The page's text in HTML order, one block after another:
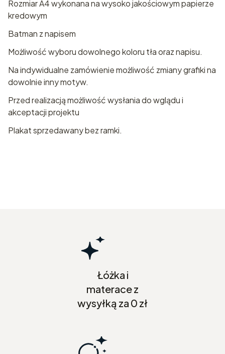
Rozmiar A4 wykonana na wysoko jakościowym papierze
kredowym
Batman z napisem
Możliwość wyboru dowolnego koloru tła oraz napisu.
Na indywidualne zamówienie możliwość zmiany grafiki na
dowolnie inny motyw.
Przed realizacją możliwość wysłania do wglądu i
akceptacji projektu
Plakat sprzedawany bez ramki.
Łóżka i
materace z
wysyłką za 0 zł